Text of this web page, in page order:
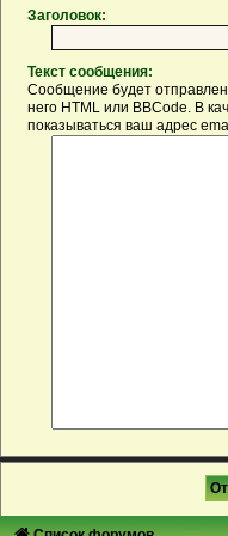
Заголовок:
Текст сообщения:
Сообщение будет
него HTML или BBCode. В
показываться ваш адрес